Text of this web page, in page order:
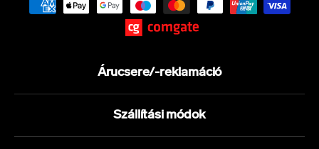
Árucsere/-reklamáció
Szállítási módok